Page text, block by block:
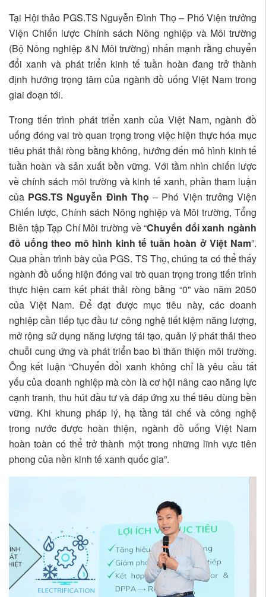
Tại Hội thảo PGS.TS Nguyễn Đình Thọ – Phó Viện trưởng
Viện Chiến lược Chính sách Nông nghiệp và Môi trường
(Bộ Nông nghiệp &N Môi trường) nhấn mạnh rằng chuyển
đổi xanh và phát triển kinh tế tuần hoàn đang trở thành
định hướng trọng tâm của ngành đồ uống Việt Nam trong
giai đoạn tới.
Trong tiến trình phát triển xanh của Việt Nam, ngành đồ
uống đóng vai trò quan trọng trong việc hiện thực hóa mục
tiêu phát thải ròng bằng không, hướng đến mô hình kinh tế
tuần hoàn và sản xuất bền vững. Với tầm nhìn chiến lược
về chính sách môi trường và kinh tế xanh, phần tham luận
của PGS.TS Nguyễn Đình Thọ– Phó Viện trưởng Viện
Chiến lược, Chính sách Nông nghiệp và Môi trường, Tổng
Biên tập Tạp Chí Môi trường về “Chuyển đổi xanh ngành
đồ uống theo mô hình kinh tế tuần hoàn ở Việt Nam”.
Qua phần trình bày của PGS. TS Thọ, chúng ta có thể thấy
ngành đồ uống hiện đóng vai trò quan trọng trong tiến trình
thực hiện cam kết phát thải ròng bằng “0” vào năm 2050
của Việt Nam. Để đạt được mục tiêu này, các doanh
nghiệp cần tiếp tục đầu tư công nghệ tiết kiệm năng lượng,
mở rộng sử dụng năng lượng tái tạo, quản lý phát thải theo
chuỗi cung ứng và phát triển bao bì thân thiện môi trường.
Ông kết luận “Chuyển đổi xanh không chỉ là yêu cầu tất
yếu của doanh nghiệp mà còn là cơ hội nâng cao năng lực
cạnh tranh, thu hút đầu tư và đáp ứng xu thế tiêu dùng bền
vững. Khi khung pháp lý, hạ tầng tái chế và công nghệ
trong nước được hoàn thiện, ngành đồ uống Việt Nam
hoàn toàn có thể trở thành một trong những lĩnh vực tiên
phong của nền kinh tế xanh quốc gia”.